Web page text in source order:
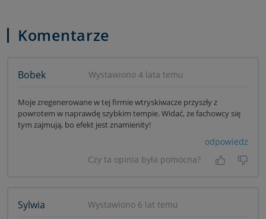
Komentarze
Bobek Wystawiono 4 lata temu
Moje zregenerowane w tej firmie wtryskiwacze przyszły z
powrotem w naprawdę szybkim tempie. Widać, że fachowcy się
tym zajmują, bo efekt jest znamienity!
odpowiedz
Czy ta opinia była pomocna?
Tak, była
Nie
Sylwia Wystawiono 6 lat temu